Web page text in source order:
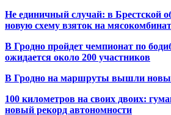
Не единичный случай: в Брестской
новую схему взяток на
В Гродно пройдет чемпионат по
ожидается около 200 участников
В Гродно на маршруты вышли
100 километров на своих двоих:
новый рекорд автономности